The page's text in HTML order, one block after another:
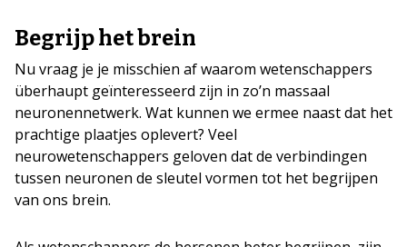
Begrijp het brein
Nu vraag je je misschien af waarom wetenschappers
überhaupt geïnteresseerd zijn in zo’n massaal
neuronennetwerk. Wat kunnen we ermee naast dat het
prachtige plaatjes oplevert? Veel
neurowetenschappers geloven dat de verbindingen
tussen neuronen de sleutel vormen tot het begrijpen
van ons brein.